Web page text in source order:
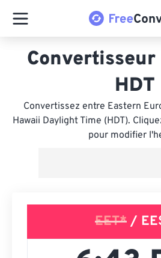
Convertisseur
HDT
Convertissez entre Eastern
Hawaii Daylight Time (HDT).
pour modifier
EET* /